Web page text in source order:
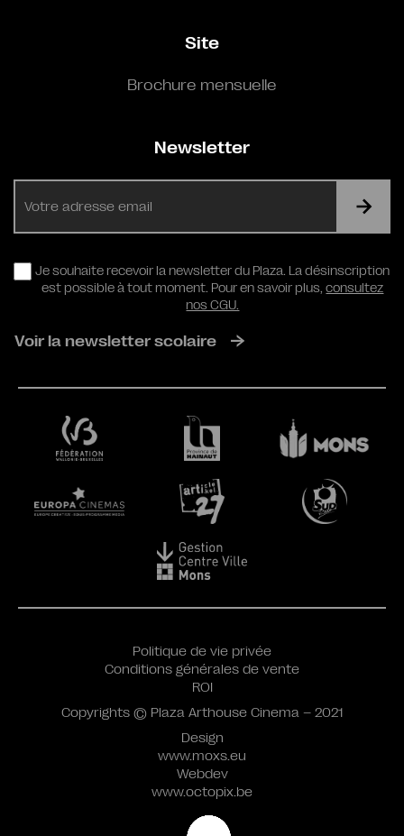
Site
Brochure mensuelle
Newsletter
RGPD
Je souhaite recevoir la newsletter du Plaza. La désinscription
est possible à tout moment. Pour en savoir plus,consultez
nos CGU.
Voir la newsletter scolaire
Design
www.moxs.eu
Webdev
www.octopix.be
Politique de vie privée
Conditions générales de vente
ROI
Copyrights © Plaza Arthouse Cinema – 2021